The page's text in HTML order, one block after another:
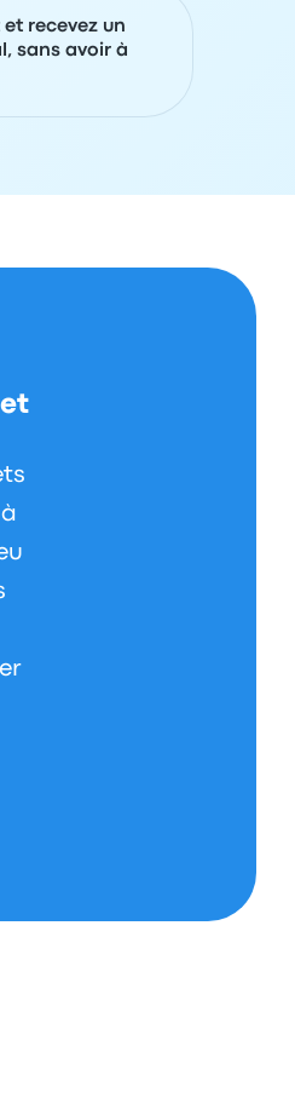
recevez un
sans avoir à